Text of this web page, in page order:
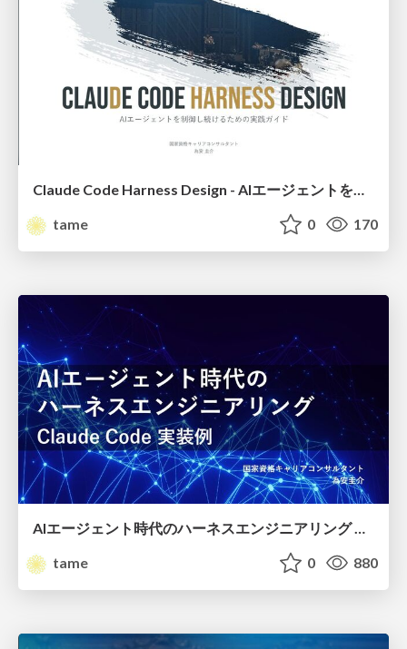
Claude Code Harness Design - AIエージェントを制御し続けるための実践ガイド
tame
0 170
AIエージェント時代のハーネスエンジニアリング Claude Code実装編
tame
0 880